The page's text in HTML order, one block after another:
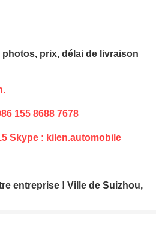
prix, délai de livraison
155 8688 7678
Skype : kilen.automobile
entreprise ! Ville de Suizhou,